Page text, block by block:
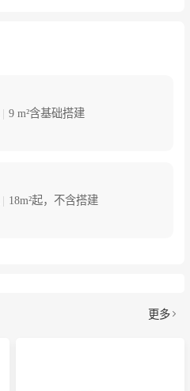
| 9 m²含基础搭建
| 18m²起，不含搭建
更多